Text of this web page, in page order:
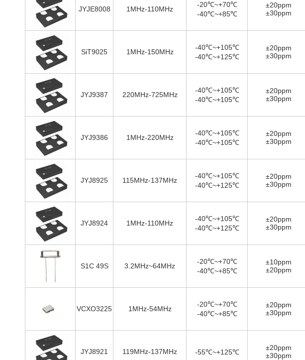
JYJE8008 1MHz-110MHz
-20℃~+70℃
-40℃~+85℃
±20ppm
±30ppm
SiT9025 1MHz-150MHz
-40℃~+105℃
-40℃~+125℃
±20ppm
±30ppm
JYJ9387 220MHz-725MHz
-40℃~+105℃
-40℃~+105℃
±20ppm
±30ppm
JYJ9386 1MHz-220MHz
-40℃~+105℃
-40℃~+105℃
±20ppm
±30ppm
JYJ8925 115MHz-137MHz
-40℃~+105℃
-40℃~+125℃
±20ppm
±30ppm
JYJ8924 1MHz-110MHz
-40℃~+105℃
-40℃~+125℃
±20ppm
±30ppm
S1C 49S 3.2MHz~64MHz
-20℃~+70℃
-40℃~+85℃
±10ppm
±20ppm
VCXO3225 1MHz-54MHz
-20℃~+70℃
-40℃~+85℃
±20ppm
±30ppm
JYJ8921 119MHz-137MHz -55℃~+125℃
±20ppm
±30ppm